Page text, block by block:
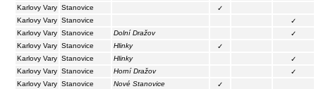
Karlovy Vary Stanovice
✓
Karlovy Vary Stanovice
✓
Karlovy Vary Stanovice Dolní Dražov
✓
Karlovy Vary Stanovice Hlinky
✓
Karlovy Vary Stanovice Hlinky
✓
Karlovy Vary Stanovice Horní Dražov
✓
Karlovy Vary Stanovice Nové Stanovice
✓